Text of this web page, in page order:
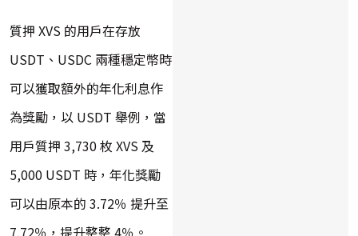
質押 XVS 的用戶在存放
USDT、USDC 兩種穩定幣時
可以獲取額外的年化利息作
為獎勵，以 USDT 舉例，當
用戶質押 3,730 枚 XVS 及
5,000 USDT 時，年化獎勵
可以由原本的 3.72％ 提升至